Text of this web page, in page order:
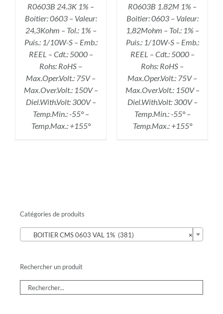
R0603B 24.3K 1% –
Boitier: 0603 – Valeur:
24,3Kohm – Tol.: 1% –
Puis.: 1/10W-S – Emb.:
REEL – Cdt.: 5000 –
Rohs: RoHS –
Max.Oper.Volt.: 75V –
Max.Over.Volt.: 150V –
Diel.With.Volt: 300V –
Temp.Min.: -55° –
Temp.Max.: +155°
R0603B 1.82M 1% –
Boitier: 0603 – Valeur:
1,82Mohm – Tol.: 1% –
Puis.: 1/10W-S – Emb.:
REEL – Cdt.: 5000 –
Rohs: RoHS –
Max.Oper.Volt.: 75V –
Max.Over.Volt.: 150V –
Diel.With.Volt: 300V –
Temp.Min.: -55° –
Temp.Max.: +155°
Catégories de produits
×
BOITIER CMS 0603 VAL 1% (381)
Rechercher un produit